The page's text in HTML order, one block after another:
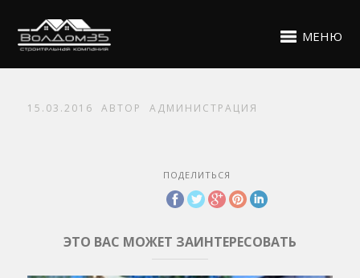
МЕНЮ
15.03.2016 АВТОР АДМИНИСТРАЦИЯ
ПОДЕЛИТЬСЯ
ЭТО ВАС МОЖЕТ ЗАИНТЕРЕСОВАТЬ